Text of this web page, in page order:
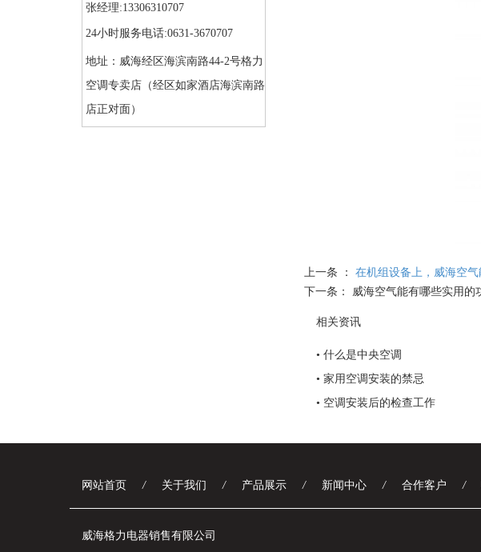
张经理:13306310707
24小时服务电话:0631-3670707
地址：威海经区海滨南路44-2号格力
空调专卖店（经区如家酒店海滨南路
店正对面）
上一条 ：
在机组设备上，威海空
下一条：
威海空气能有哪些实用的
相关资讯
• 什么是中央空调
• 家用空调安装的禁忌
• 空调安装后的检查工作
网站首页 / 关于我们 / 产品展示 / 新闻中心 / 合作客户 /
威海格力电器销售有限公司